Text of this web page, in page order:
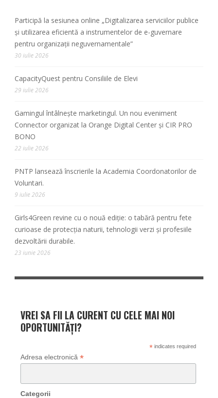
Participă la sesiunea online „Digitalizarea serviciilor publice
și utilizarea eficientă a instrumentelor de e-guvernare
pentru organizații neguvernamentale”
30 iulie 2026
CapacityQuest pentru Consiliile de Elevi
29 iulie 2026
Gamingul întâlnește marketingul. Un nou eveniment
Connector organizat la Orange Digital Center și CIR PRO
BONO
22 iulie 2026
PNTP lansează înscrierile la Academia Coordonatorilor de
Voluntari.
9 iulie 2026
Girls4Green revine cu o nouă ediție: o tabără pentru fete
curioase de protecția naturii, tehnologii verzi și profesiile
dezvoltării durabile.
23 iunie 2026
VREI SA FII LA CURENT CU CELE MAI NOI
OPORTUNITĂȚI?
*indicates required
Adresa electronică *
Categorii